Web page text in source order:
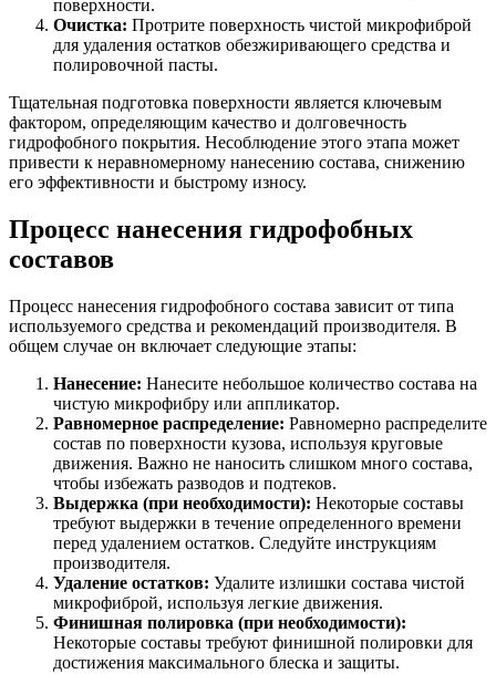
поверхности.
Очистка: Протрите поверхность чистой микрофиброй
для удаления остатков обезжиривающего средства и
полировочной пасты.
Тщательная подготовка поверхности является ключевым
фактором, определяющим качество и долговечность
гидрофобного покрытия. Несоблюдение этого этапа может
привести к неравномерному нанесению состава, снижению
его эффективности и быстрому износу.
Процесс нанесения гидрофобных
составов
Процесс нанесения гидрофобного состава зависит от типа
используемого средства и рекомендаций производителя. В
общем случае он включает следующие этапы:
Нанесение: Нанесите небольшое количество состава на
чистую микрофибру или аппликатор.
Равномерное распределение: Равномерно распределите
состав по поверхности кузова, используя круговые
движения. Важно не наносить слишком много состава,
чтобы избежать разводов и подтеков.
Выдержка (при необходимости): Некоторые составы
требуют выдержки в течение определенного времени
перед удалением остатков. Следуйте инструкциям
производителя.
Удаление остатков: Удалите излишки состава чистой
микрофиброй, используя легкие движения.
Финишная полировка (при необходимости):
Некоторые составы требуют финишной полировки для
достижения максимального блеска и защиты.